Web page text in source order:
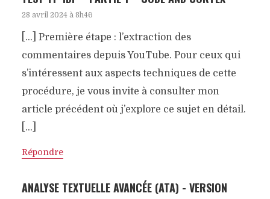
28 avril 2024 à 8h46
[…] Première étape : l’extraction des
commentaires depuis YouTube. Pour ceux qui
s’intéressent aux aspects techniques de cette
procédure, je vous invite à consulter mon
article précédent où j’explore ce sujet en détail.
[…]
Répondre
ANALYSE TEXTUELLE AVANCÉE (ATA) - VERSION